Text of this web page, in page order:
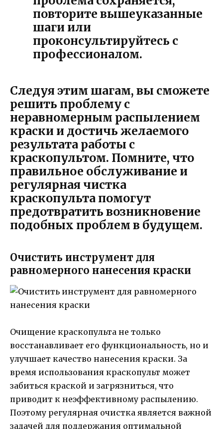
повторите вышеуказанные
шаги или
проконсультируйтесь с
профессионалом.
Следуя этим шагам, вы сможете
решить проблему с
неравномерным распылением
краски и достичь желаемого
результата работы с
краскопультом. Помните, что
правильное обслуживание и
регулярная чистка
краскопульта помогут
предотвратить возникновение
подобных проблем в будущем.
Очистить инструмент для
равномерного нанесения краски
Очищение краскопульта не только
восстанавливает его функциональность, но и
улучшает качество нанесения краски. За
время использования краскопульт может
забиться краской и загрязниться, что
приводит к неэффективному распылению.
Поэтому регулярная очистка является важной
задачей для поддержания оптимальной